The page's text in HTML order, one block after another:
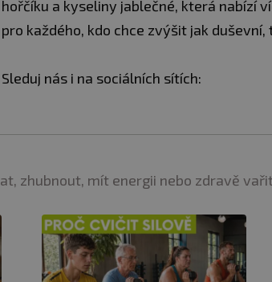
hořčíku a kyseliny jablečné, která nabízí
pro každého, kdo chce zvýšit jak
Sleduj nás i na sociálních sítích:
zhubnout, mít energii nebo zdravě